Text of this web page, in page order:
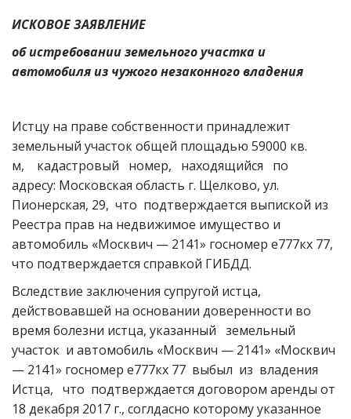
ИСКОВОЕ ЗАЯВЛЕНИЕ
об истребовании земельного участка и
автомобиля из чужогонезаконного владения
Истцу на праве собственности принадлежит
земельный участок общей площадью 59000 кв.
м, кадастровый номер, находящийся по
адресу: Московская область г. Щелково, ул.
Пионерская, 29, что подтверждается выпиской из
Реестра прав на недвижимое имущество и
автомобиль «Москвич — 2141» госномер е777кх 77,
что подтверждается справкой ГИБДД.
Вследствие заключения супругой истца,
действовавшей на основании доверенности во
время болезни истца, указанный земельный
участок и автомобиль «Москвич — 2141» «Москвич
— 2141» госномер е777кх 77 выбыл из владения
Истца, что подтверждается договором аренды от
18 декабря 2017 г., соглдасно которому указанное